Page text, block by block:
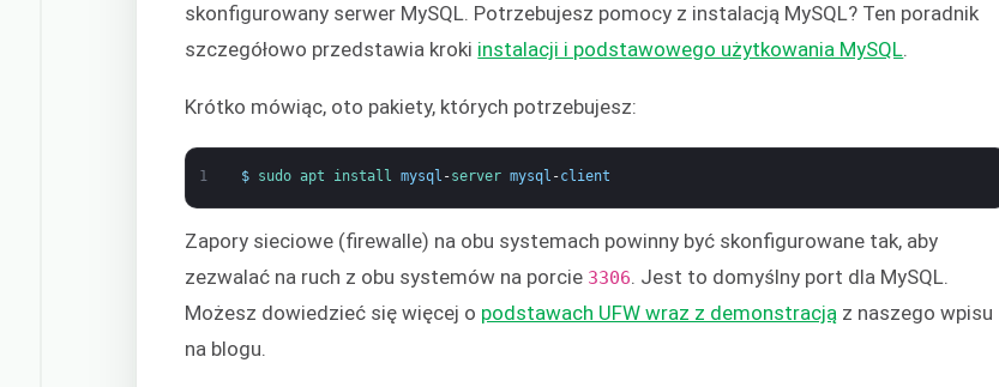
skonfigurowany serwer MySQL. Potrzebujesz pomocy z instalacją MySQL? Ten poradnik
szczegółowo przedstawia kroki instalacji i podstawowego użytkowania MySQL.
Krótko mówiąc, oto pakiety, których potrzebujesz:
1 $ sudo apt install mysql -server mysql -client
Zapory sieciowe (firewalle) na obu systemach powinny być skonfigurowane tak, aby
zezwalać na ruch z obu systemów na porcie 3306 . Jest to domyślny port dla MySQL.
Możesz dowiedzieć się więcej o podstawach UFW wraz z demonstracją z naszego wpisu
na blogu.